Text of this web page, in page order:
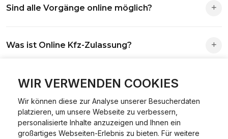
WIR VERWENDEN COOKIES
Wir können diese zur Analyse unserer Besucherdaten
platzieren, um unsere Webseite zu verbessern,
personalisierte Inhalte anzuzeigen und Ihnen ein
großartiges Webseiten-Erlebnis zu bieten. Für weitere
Antrag wird automatisch an die richtige Stelle weitergeleitet.
Sind alle Vorgänge online möglich?
Abmeldungen für Fahrzeuge mit Erstzulassung vor dem
Was ist Online Kfz-Zulassung?
ummelden oder abmelden kannst – inklusive Dateneingabe,
Dokumentprüfung und Bezahlung.
Welche Vorteile gibt es?
Zeitersparnis, flexible Durchführung, kein Besuch der
Behörde notwendig.
Welche Unterlagen werden benötigt?